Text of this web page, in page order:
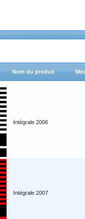
Nom du produit
Intégrale 2006
Intégrale 2007